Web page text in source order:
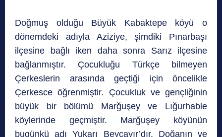
Doğmuş olduğu Büyük Kabaktepe köyü o
dönemdeki adıyla Aziziye, şimdiki Pınarbaşı
ilçesine bağlı iken daha sonra Sarız ilçesine
bağlanmıştır. Çocukluğu Türkçe bilmeyen
Çerkeslerin arasında geçtiği için öncelikle
Çerkesce öğrenmiştir. Çocukluk ve gençliğinin
büyük bir bölümü Marğuşey ve Lığurhable
köylerinde geçmiştir. Marğuşey köyünün
bugünkü adı Yukarı Beyçayır’dır. Doğanın ve